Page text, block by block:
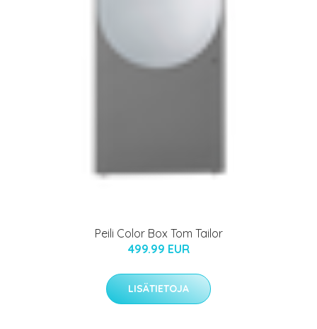
Peili Color Box Tom Tailor
499.99 EUR
LISÄTIETOJA